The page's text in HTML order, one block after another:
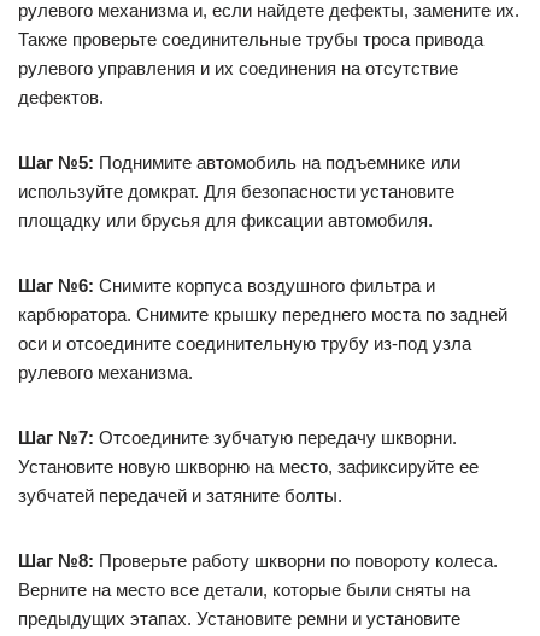
рулевого механизма и, если найдете дефекты, замените их.
Также проверьте соединительные трубы троса привода
рулевого управления и их соединения на отсутствие
дефектов.
Шаг №5: Поднимите автомобиль на подъемнике или
используйте домкрат. Для безопасности установите
площадку или брусья для фиксации автомобиля.
Шаг №6: Снимите корпуса воздушного фильтра и
карбюратора. Снимите крышку переднего моста по задней
оси и отсоедините соединительную трубу из-под узла
рулевого механизма.
Шаг №7: Отсоедините зубчатую передачу шкворни.
Установите новую шкворню на место, зафиксируйте ее
зубчатей передачей и затяните болты.
Шаг №8: Проверьте работу шкворни по повороту колеса.
Верните на место все детали, которые были сняты на
предыдущих этапах. Установите ремни и установите